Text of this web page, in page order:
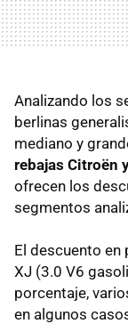
Analizando los
berlinas
mediano y
rebajas Citroën
ofrecen los
segmentos
El descuento
XJ (3.0 V6
porcentaje,
en algunos